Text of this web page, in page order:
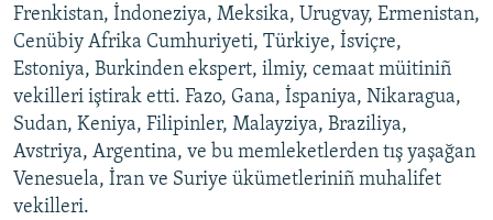
Frenkistan, İndoneziya, Meksika, Urugvay, Ermenistan,
Cenübiy Afrika Cumhuriyeti, Türkiye, İsviçre,
Estoniya, Burkinden ekspert, ilmiy, cemaat müitiniñ
vekilleri iştirak etti. Fazo, Gana, İspaniya, Nikaragua,
Sudan, Keniya, Filipinler, Malayziya, Braziliya,
Avstriya, Argentina, ve bu memleketlerden tış yaşağan
Venesuela, İran ve Suriye ükümetleriniñ muhalifet
vekilleri.